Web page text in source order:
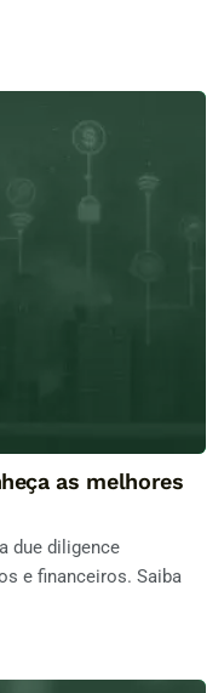
as melhores
due diligence
e financeiros. Saiba